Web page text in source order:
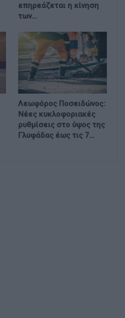
επηρεάζεται η κίνηση
των…
Λεωφόρος Ποσειδώνος:
Νέες κυκλοφοριακές
ρυθμίσεις στο ύψος της
Γλυφάδας έως τις 7…